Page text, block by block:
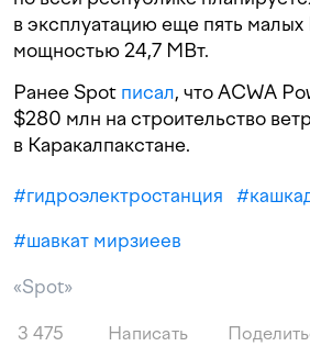
в эксплуатацию еще пять
мощностью 24,7 МВт.
Ранее Spot писал, что ACWA
$280 млн на строительство
в Каракалпакстане.
#гидроэлектростанция #
#шавкат мирзиеев
«Spot»
3 475 Написать